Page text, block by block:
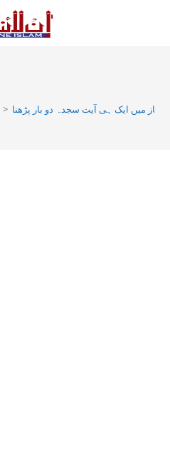
> نماز میں ایک ہی آیت سجدہ دو بار پڑھنا